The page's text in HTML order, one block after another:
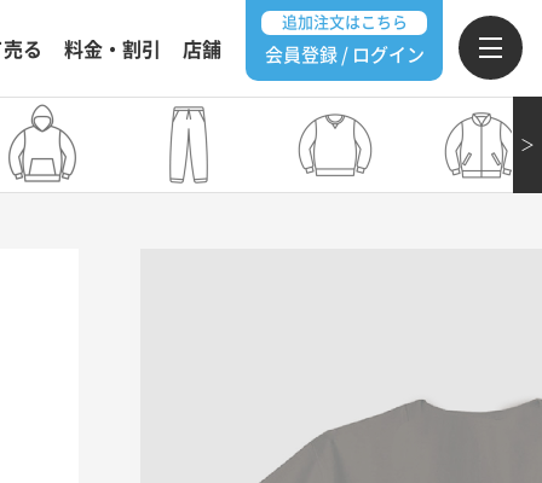
る 料金・割引 店舗
追加注文はこちら
会員登録 / ログイン
＞